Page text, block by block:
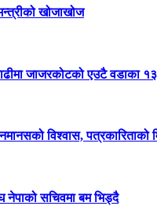
खोजाखोज
जाजरकोटको एउटै वडाका १३
विश्वास, पत्रकारिताको
नेपाको सचिवमा बम भिड्दै